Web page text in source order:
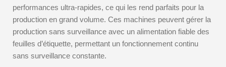
performances ultra-rapides, ce qui les rend parfaits pour la
production en grand volume. Ces machines peuvent gérer la
production sans surveillance avec un alimentation fiable des
feuilles d’étiquette, permettant un fonctionnement continu
sans surveillance constante.